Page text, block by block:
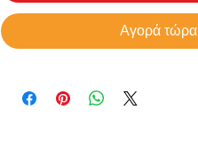
Αγορά τώρα